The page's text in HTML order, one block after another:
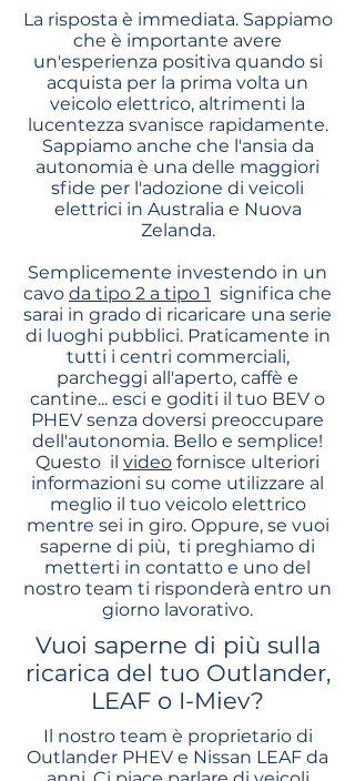
La risposta è immediata. Sappiamo
che è importante avere
un'esperienza positiva quando si
acquista per la prima volta un
veicolo elettrico, altrimenti la
lucentezza svanisce rapidamente.
Sappiamo anche che l'ansia da
autonomia è una delle maggiori
sfide per l'adozione di veicoli
elettrici in Australia e Nuova
Zelanda.
Semplicemente investendo in un
cavo da tipo 2 a tipo 1 significa che
sarai in grado di ricaricare una serie
di luoghi pubblici. Praticamente in
tutti i centri commerciali,
parcheggi all'aperto, caffè e
cantine... esci e goditi il tuo BEV o
PHEV senza doversi preoccupare
dell'autonomia. Bello e semplice!
Questo il video fornisce ulteriori
informazioni su come utilizzare al
meglio il tuo veicolo elettrico
mentre sei in giro. Oppure, se vuoi
saperne di più, ti preghiamo di
metterti in contatto e uno del
nostro team ti risponderà entro un
giorno lavorativo.
Vuoi saperne di più sulla
ricarica del tuo Outlander,
LEAF o I-Miev?
Il nostro team è proprietario di
Outlander PHEV e Nissan LEAF da